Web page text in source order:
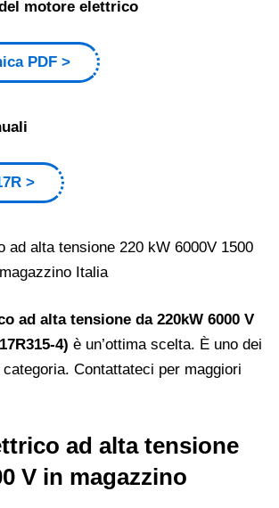
motore elettrico
PDF
ad alta tensione da 220kW 6000 V
4) è un’ottima scelta. È uno dei
Contattateci per maggiori
ad alta tensione
V in magazzino